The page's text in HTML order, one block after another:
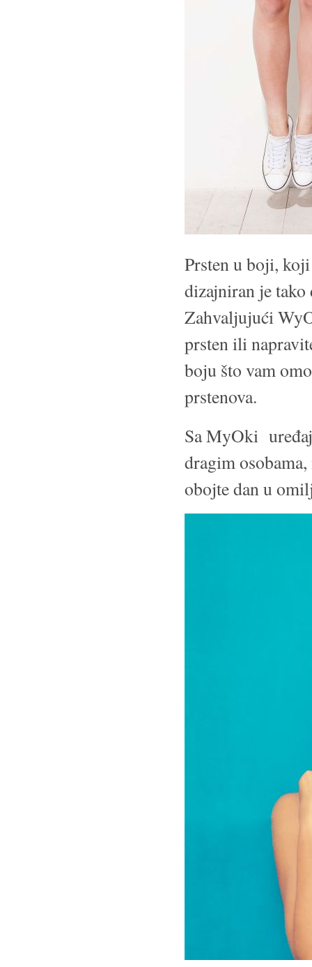
Prsten u boji,
dizajniran je
Zahvaljujući
prsten ili
boju što vam
prstenova.
Sa MyOki
dragim
obojte dan u